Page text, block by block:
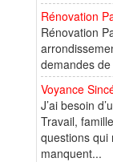
Rénovation
Rénovation
demandes
Voyance
J’ai besoin
Travail,
questions qui
manquent...